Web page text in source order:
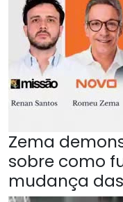
Zema
sobre como
mudança